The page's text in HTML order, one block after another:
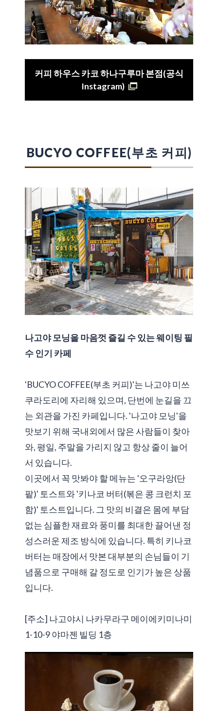
커피 하우스 카코 하나구루마 본점(공식
Instagram)
BUCYO COFFEE(부초 커피)
나고야 모닝을 마음껏 즐길 수 있는 웨이팅 필
수 인기 카페
'BUCYO COFFEE(부초 커피)'는 나고야 미쓰
쿠라도리에 자리해 있으며, 단번에 눈길을 끄
는 외관을 가진 카페입니다. '나고야 모닝'을
맛보기 위해 국내외에서 많은 사람들이 찾아
와, 평일, 주말을 가리지 않고 항상 줄이 늘어
서 있습니다.
이곳에서 꼭 맛봐야 할 메뉴는 '오구라앙(단
팥)' 토스트와 '키나코 버터(볶은 콩 크런치 포
함)' 토스트입니다. 그 맛의 비결은 몸에 부담
없는 심플한 재료와 풍미를 최대한 끌어낸 정
성스러운 제조 방식에 있습니다. 특히 키나코
버터는 매장에서 맛본 대부분의 손님들이 기
념품으로 구매해 갈 정도로 인기가 높은 상품
입니다.
[주소] 나고야시 나카무라구 메이에키미나미
1-10-9 야마젠 빌딩 1층